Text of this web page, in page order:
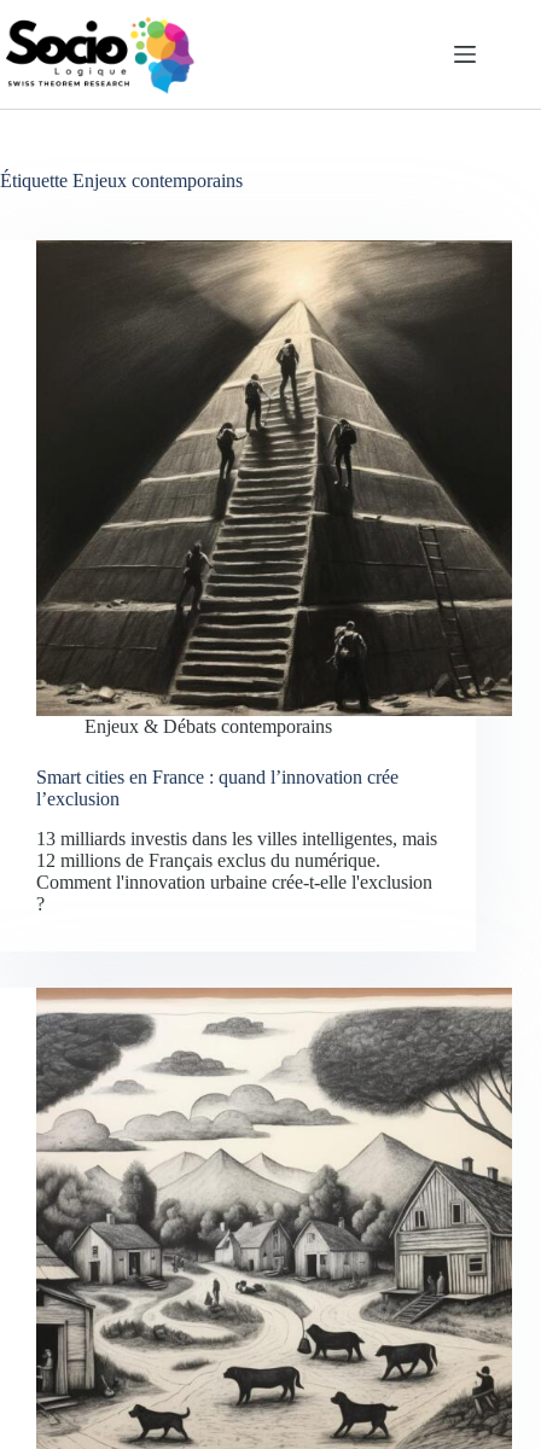
au
contenu
Étiquette Enjeux contemporains
Enjeux & Débats contemporains
Smart cities en France : quand l’innovation crée
l’exclusion
13 milliards investis dans les villes intelligentes, mais
12 millions de Français exclus du numérique.
Comment l'innovation urbaine crée-t-elle l'exclusion
?